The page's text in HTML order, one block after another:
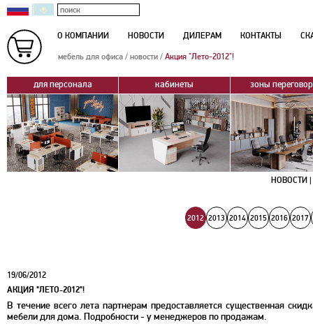
О КОМПАНИИ НОВОСТИ ДИЛЕРАМ КОНТАКТЫ
мебель для офиса / новости / Акция "Лето-2012"!
для персонала кабинеты зоны
НОВОСТИ
2012 2013 2014 2015 2016 2017
19/06/2012
АКЦИЯ "ЛЕТО-2012"!
В течение всего лета партнерам предоставляется существенная
мебели для дома. Подробности - у менеджеров по продажам.